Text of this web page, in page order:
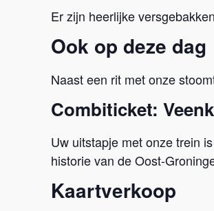
Er zijn heerlijke
Ook op deze dag
Naast een rit met onze
Combiticket:
Uw uitstapje met onze trein
historie van de Oost-
Kaartverkoop